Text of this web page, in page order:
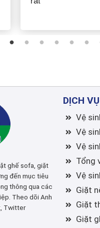
ghế sofa, giặt
đến mục tiêu
thông qua các
Theo dõi Anh
, Twitter
DỊCH
Vệ
Vệ
Vệ
Tổng
Vệ
Giặt
Giặt
Giặt